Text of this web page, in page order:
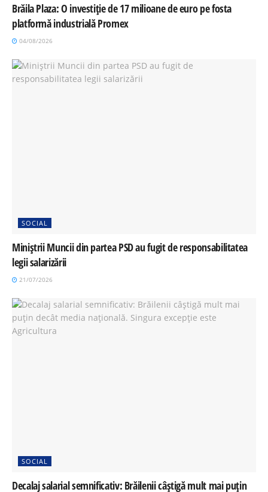
Brăila Plaza: O investiție de 17 milioane de euro pe fosta
platformă industrială Promex
04/08/2026
SOCIAL
Miniștrii Muncii din partea PSD au fugit de responsabilitatea
legii salarizării
21/07/2026
SOCIAL
Decalaj salarial semnificativ: Brăilenii câștigă mult mai puțin